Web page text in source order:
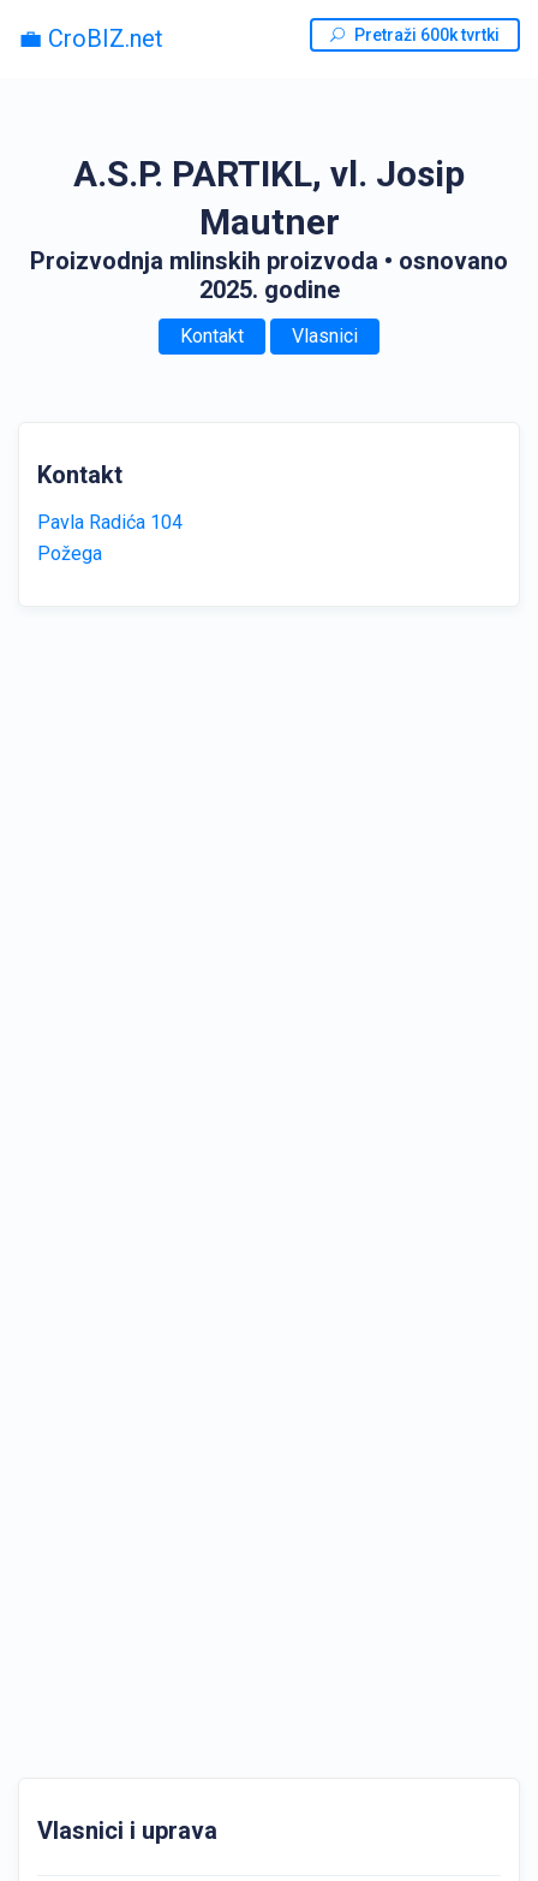
💼 CroBIZ.net Pretraži 600k tvrtki
A.S.P. PARTIKL, vl. Josip
Mautner
Proizvodnja mlinskih proizvoda • osnovano
2025. godine
Kontakt Vlasnici
Kontakt
Pavla Radića 104
Požega
Vlasnici i uprava